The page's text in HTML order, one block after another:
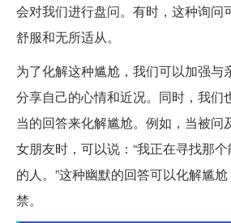
会对我们进行盘问。有时，这种询问
舒服和无所适从。
为了化解这种尴尬，我们可以加强与
分享自己的心情和近况。同时，我们
当的回答来化解尴尬。例如，当被问
女朋友时，可以说：“我正在寻找那
的人。”这种幽默的回答可以化解尴
禁。